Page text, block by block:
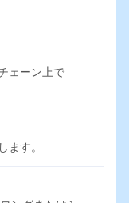
ェーン上で
ます。